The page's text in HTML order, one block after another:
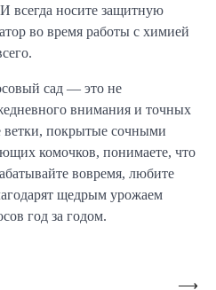
всегда носите защитную
во время работы с химией
сад — это не
внимания и точных
ветки, покрытые сочными
комочков, понимаете, что
вовремя, любите
щедрым урожаем
год за годом.
⟶